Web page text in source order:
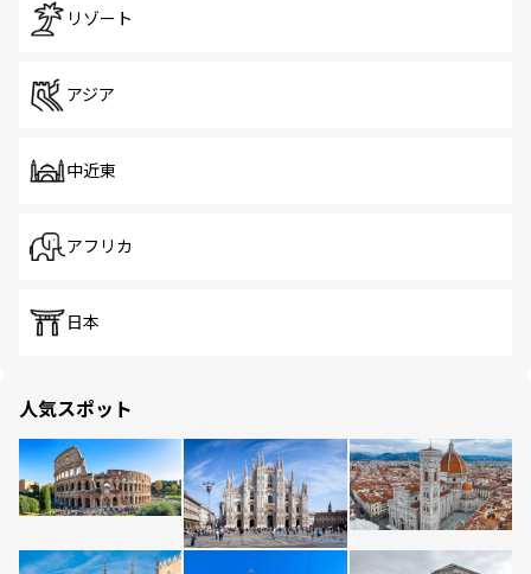
リゾート
アジア
中近東
アフリカ
日本
人気スポット